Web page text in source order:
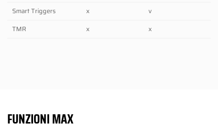
Smart Triggers x
v
TMR
x x
FUNZIONI MAX